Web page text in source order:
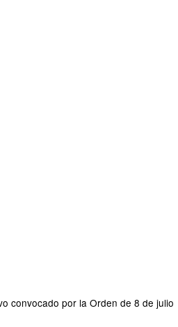
convocado por la Orden de 8 de julio